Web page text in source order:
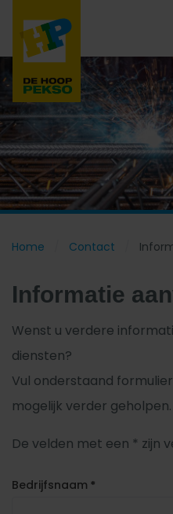
Home Contact
Informatie
Wenst u verdere
diensten?
Vul onderstaand
mogelijk verder geholpen.
De velden met een * zijn
Bedrijfsnaam *